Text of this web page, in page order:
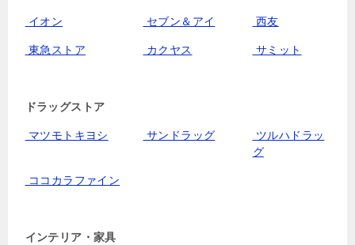
イオン セブン＆アイ 西友
東急ストア カクヤス サミット
ドラッグストア
マツモトキヨシ サンドラッグ
ツルハドラッ
グ
ココカラファイン
インテリア・家具